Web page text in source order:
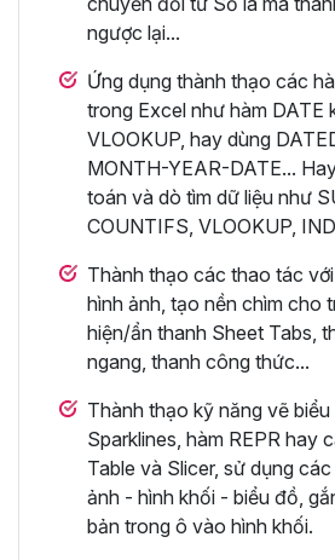
ngược lại...
Ứng dụng thành thạo các
trong Excel như hàm DATE
VLOOKUP, hay dùng
MONTH-YEAR-DATE...
toán và dò tìm dữ liệu như
COUNTIFS, VLOOKUP,
Thành thạo các thao tác
hình ảnh, tạo nền chìm cho
hiện/ẩn thanh Sheet Tabs,
ngang, thanh công thức...
Thành thạo kỹ năng vẽ
Sparklines, hàm REPR hay
Table và Slicer, sử dụng
ảnh - hình khối - biểu đồ,
bản trong ô vào hình khối.